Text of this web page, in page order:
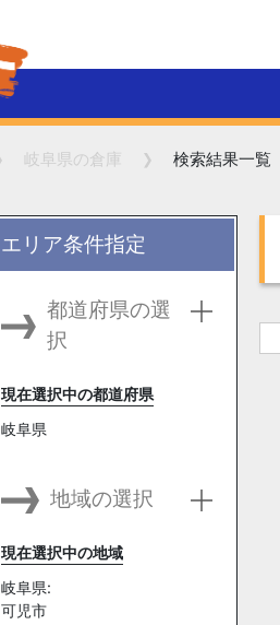
岐阜県の倉庫 検索結果一覧
エリア条件指定
都道府県の選
択
現在選択中の都道府県
岐阜県
地域の選択
現在選択中の地域
岐阜県:
可児市